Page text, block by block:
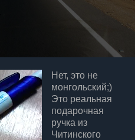
Нет, это не
монгольский;)
Это реальная
подарочная
ручка из
Читинского